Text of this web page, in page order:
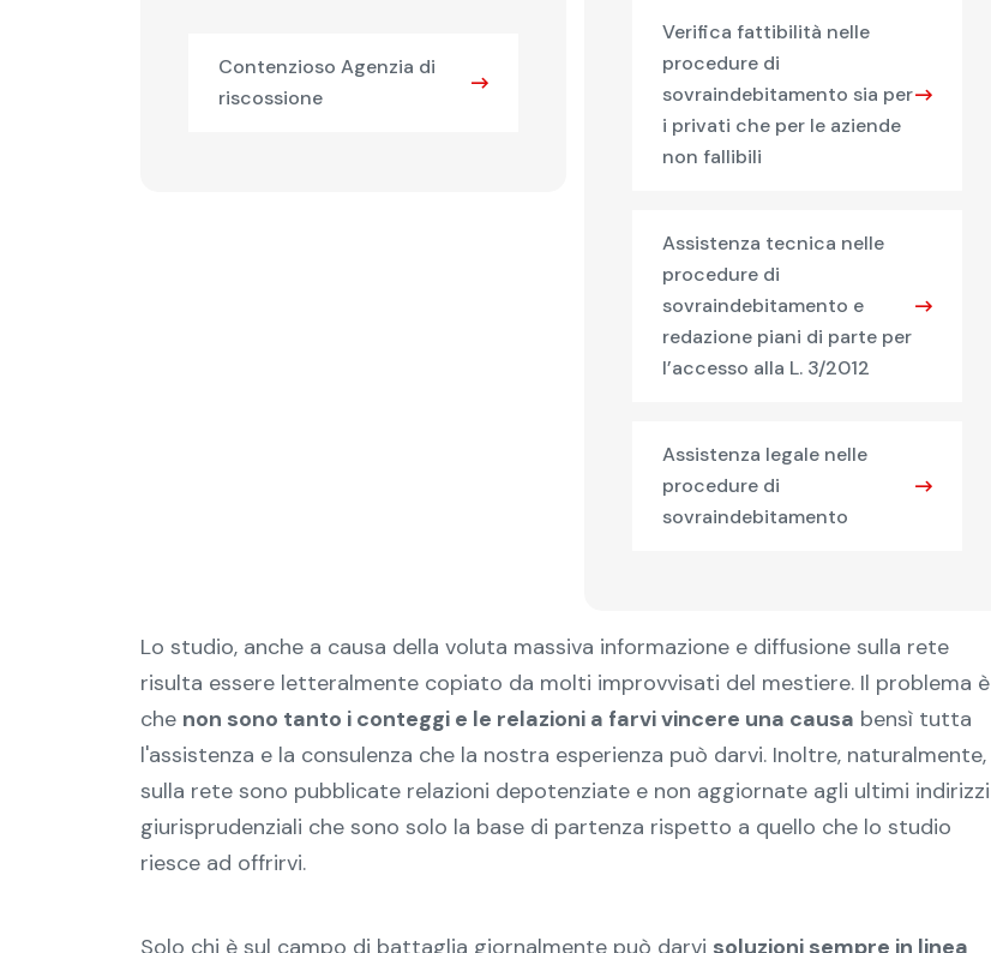
Contenzioso Agenzia di
riscossione
Verifica fattibilità nelle
procedure di
sovraindebitamento sia per
i privati che per le aziende
non fallibili
Assistenza tecnica nelle
procedure di
sovraindebitamento e
redazione piani di parte per
l’accesso alla L. 3/2012
Assistenza legale nelle
procedure di
sovraindebitamento
Lo studio, anche a causa della voluta massiva informazione e diffusione sulla rete
risulta essere letteralmente copiato da molti improvvisati del mestiere. Il problema è
che non sono tanto i conteggi e le relazioni a farvi vincere una causa bensì tutta
l'assistenza e la consulenza che la nostra esperienza può darvi. Inoltre, naturalmente,
sulla rete sono pubblicate relazioni depotenziate e non aggiornate agli ultimi indirizzi
giurisprudenziali che sono solo la base di partenza rispetto a quello che lo studio
riesce ad offrirvi.
Solo chi è sul campo di battaglia giornalmente può darvi soluzioni sempre in linea